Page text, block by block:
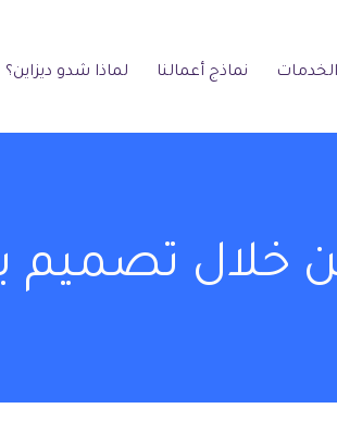
نماذج أعمالنا لماذا شدو ديزاين؟
خلال تصميم